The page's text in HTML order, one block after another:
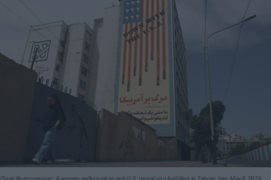
Πηγή Φωτογραφίας: A woman walks past an anti-U.S. mural on a building in Tehran, Iran, May 8, 2026.